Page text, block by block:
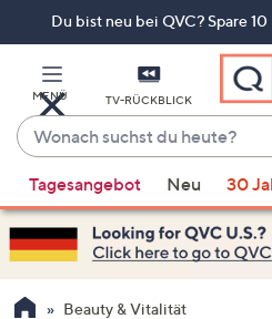
Du bist neu bei QVC? Spare
MENÜ TV-RÜCKBLICK
Wonach
suchst
du
heute?
Vorschläge
verfügbar
sind,
verwenden
Sie
Tagesangebot Neu 30
Beauty & Vitalität